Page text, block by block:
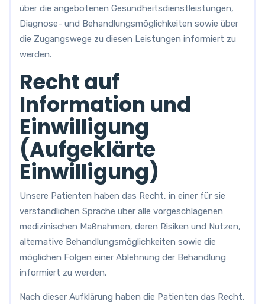
über die angebotenen Gesundheitsdienstleistungen,
Diagnose- und Behandlungsmöglichkeiten sowie über
die Zugangswege zu diesen Leistungen informiert zu
werden.
Recht auf
Information und
Einwilligung
(Aufgeklärte
Einwilligung)
Unsere Patienten haben das Recht, in einer für sie
verständlichen Sprache über alle vorgeschlagenen
medizinischen Maßnahmen, deren Risiken und Nutzen,
alternative Behandlungsmöglichkeiten sowie die
möglichen Folgen einer Ablehnung der Behandlung
informiert zu werden.
Nach dieser Aufklärung haben die Patienten das Recht,